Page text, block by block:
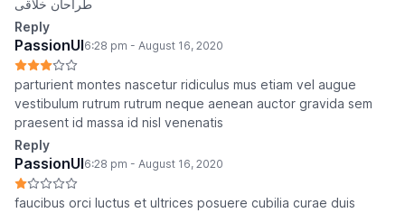
طراحان خلاقی
Reply
PassionUI6:28 pm - August 16, 2020
parturient montes nascetur ridiculus mus etiam vel augue
vestibulum rutrum rutrum neque aenean auctor gravida sem
praesent id massa id nisl venenatis
Reply
PassionUI6:28 pm - August 16, 2020
faucibus orci luctus et ultrices posuere cubilia curae duis